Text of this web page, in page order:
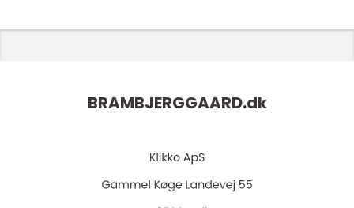
BRAMBJERGGAARD.dk